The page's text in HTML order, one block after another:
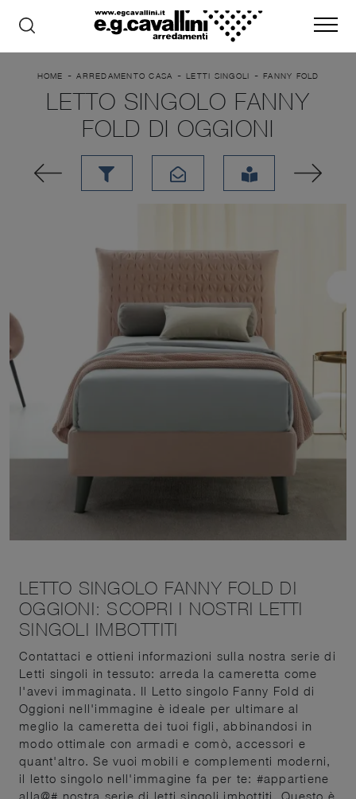
HOME -ARREDAMENTO CASA - LETTI SINGOLI - FANNY FOLD
LETTO SINGOLO FANNY
FOLD DI OGGIONI
LETTO SINGOLO FANNY FOLD DI
OGGIONI: SCOPRI I NOSTRI LETTI
SINGOLI IMBOTTITI
Contattaci e ottieni informazioni sulla nostra serie di
Letti singoli in tessuto: arreda la cameretta come
l'avevi immaginata. Il Letto singolo Fanny Fold di
Oggioni nell'immagine è ideale per ultimare al
meglio la cameretta dei tuoi figli, abbinandosi in
modo ottimale con armadi e comò, accessori e
quant'altro. Se vuoi mobili e complementi moderni,
il letto singolo nell'immagine fa per te: #appartiene
alla@# nostra serie di letti singoli imbottiti. Questo è